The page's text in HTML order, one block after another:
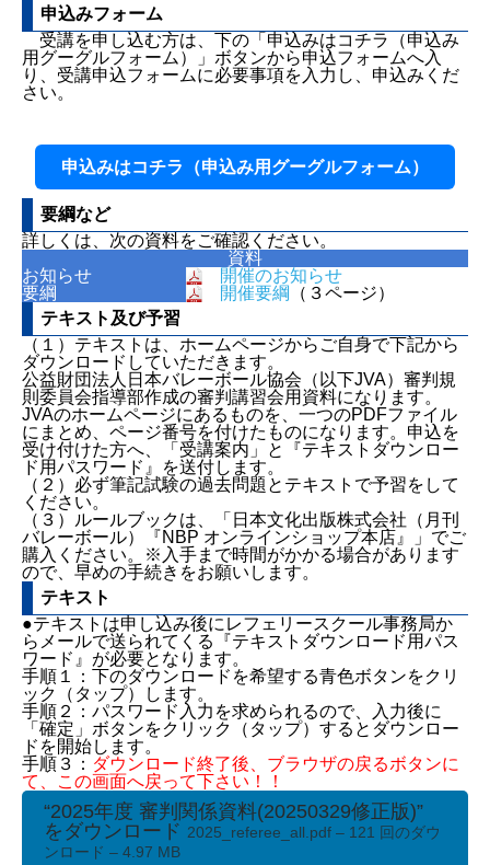
申込みフォーム
受講を申し込む方は、下の「申込みはコチラ（申込み
用グーグルフォーム）」ボタンから申込フォームへ入
り、受講申込フォームに必要事項を入力し、申込みくだ
さい。
申込みはコチラ（申込み用グーグルフォーム）
要綱など
詳しくは、次の資料をご確認ください。
資料
お知らせ
開催のお知らせ
要綱
開催要綱
（３ページ）
テキスト及び予習
（１）テキストは、ホームページからご自身で下記から
ダウンロードしていただきます。
公益財団法人日本バレーボール協会（以下JVA）審判規
則委員会指導部作成の審判講習会用資料になります。
JVAのホームページにあるものを、一つのPDFファイル
にまとめ、ページ番号を付けたものになります。申込を
受け付けた方へ、「受講案内」と『テキストダウンロー
ド用パスワード』を送付します。
（２）必ず筆記試験の過去問題とテキストで予習をして
ください。
（３）ルールブックは、「日本文化出版株式会社（月刊
バレーボール）
『NBP オンラインショップ本店』」 でご
購入ください。※入手まで時間がかかる場合があります
ので、早めの手続きをお願いします。
テキスト
●テキストは申し込み後にレフェリースクール事務局か
らメールで送られてくる『テキストダウンロード用パス
ワード』が必要となります。
手順１：下のダウンロードを希望する青色ボタンをクリ
ック（タップ）します。
手順２：パスワード入力を求められるので、入力後に
「確定」ボタンをクリック（タップ）するとダウンロー
ドを開始します。
手順３： ダウンロード終了後、ブラウザの戻るボタンに
て、この画面へ戻って下さい！！
“2025年度 審判関係資料(20250329修正版)”
をダウンロード 2025_referee_all.pdf – 121 回のダウ
ンロード – 4.97 MB
開催について
申込みフォーム
要綱など